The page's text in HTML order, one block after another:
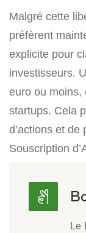
Malgré cette
préfèrent
explicite pour
investisseurs.
euro ou moins,
startups. Cela
d’actions et de
Souscription
Le